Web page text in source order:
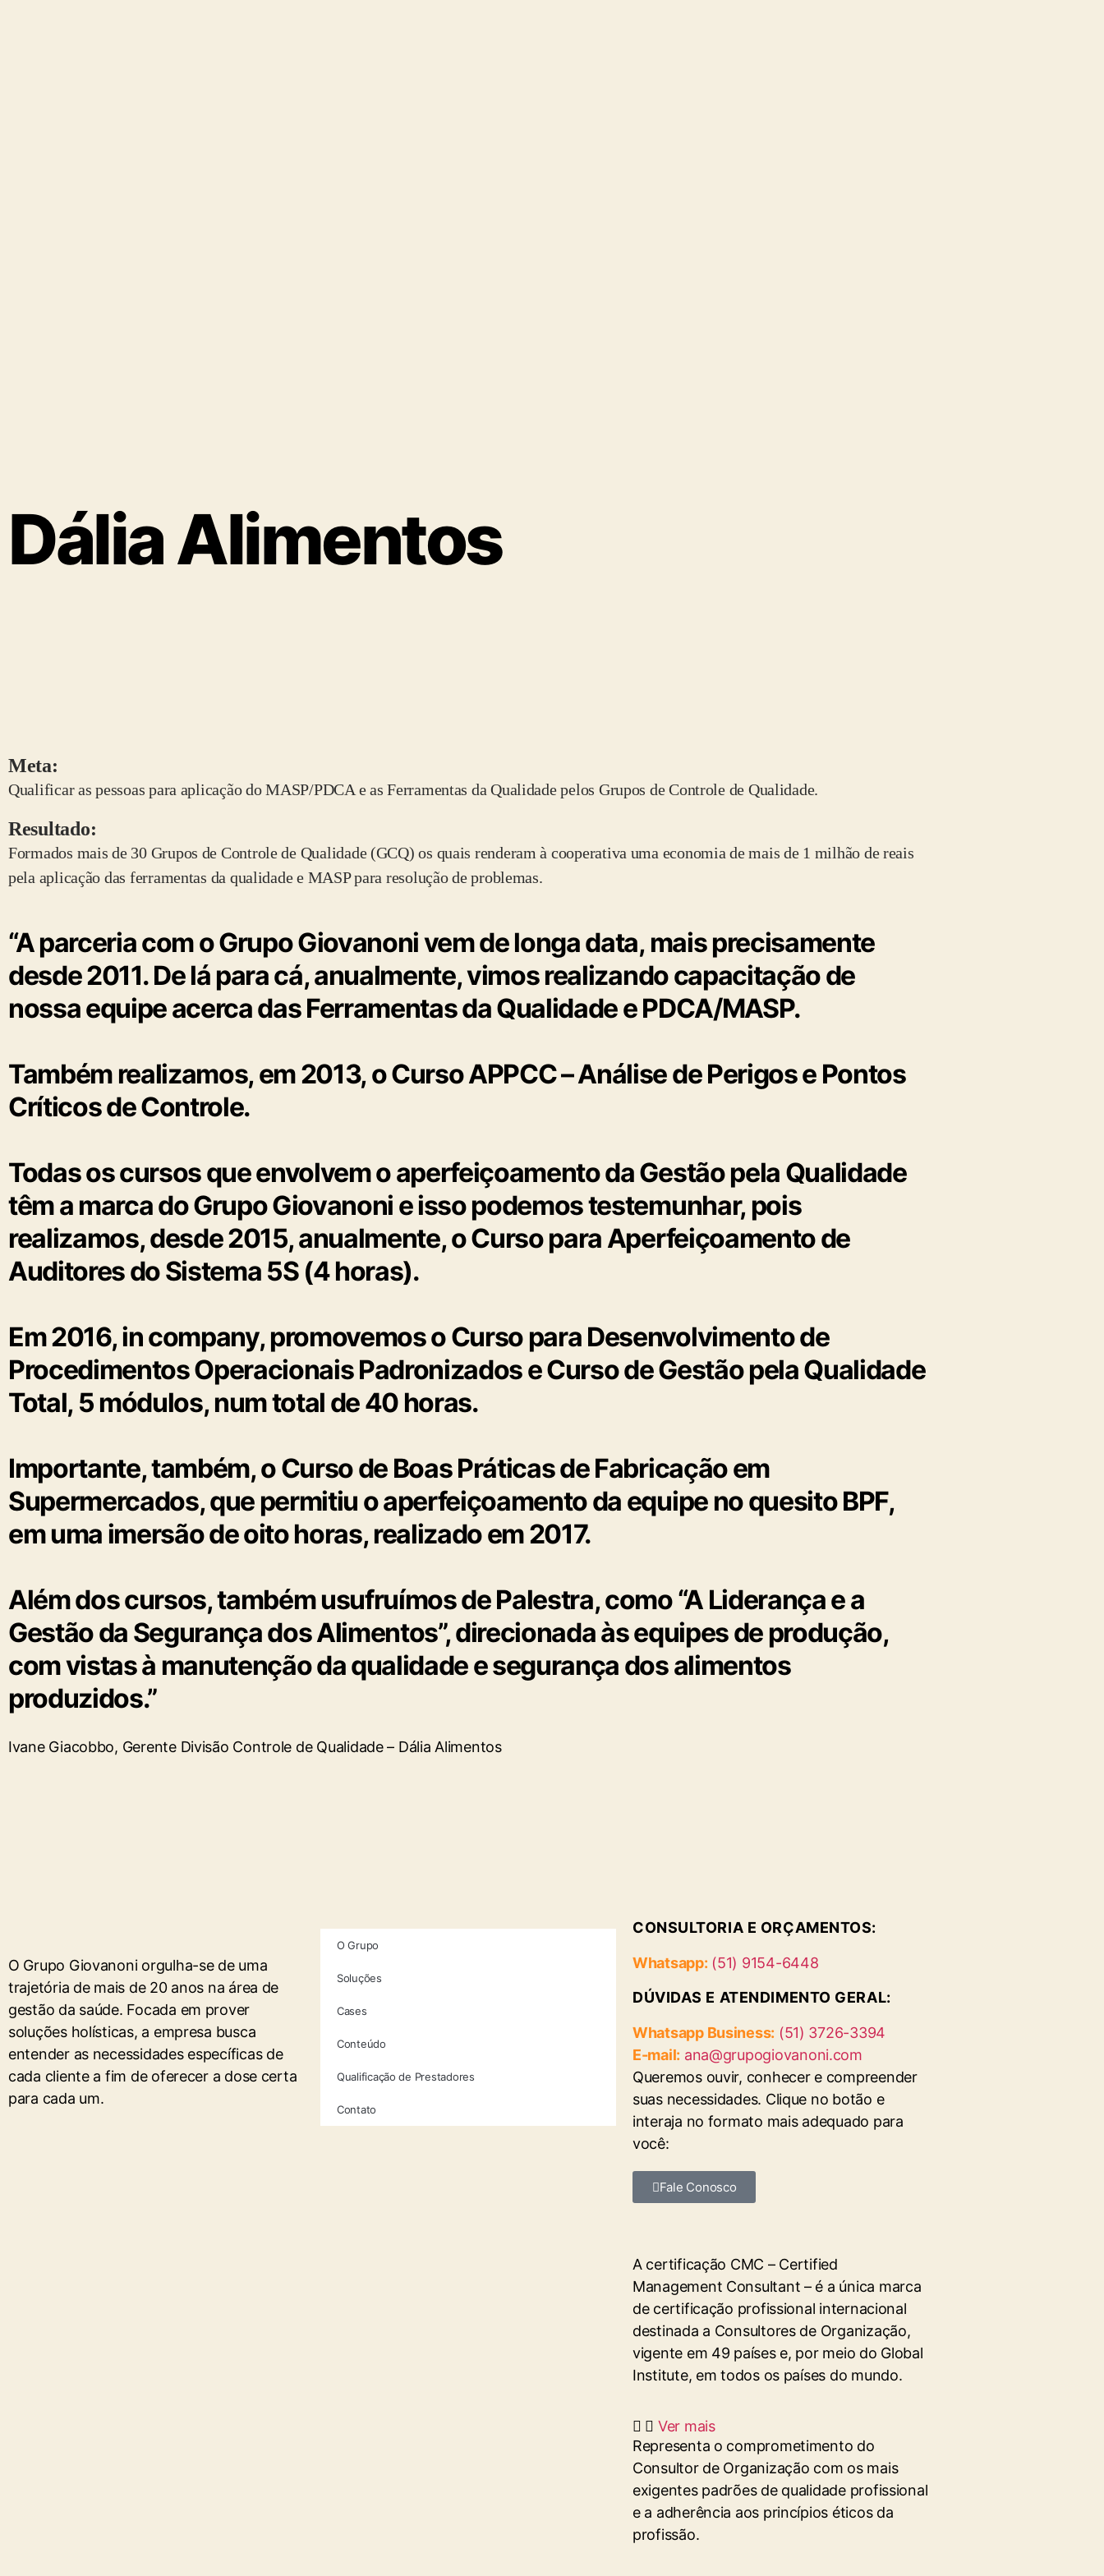
Dália Alimentos
Meta:
Qualificar as pessoas para aplicação do MASP/PDCA e as Ferramentas da Qualidade pelos Grupos de Controle de Qualidade.
Resultado:
Formados mais de 30 Grupos de Controle de Qualidade (GCQ) os quais renderam à cooperativa uma economia de mais de 1 milhão de reais
pela aplicação das ferramentas da qualidade e MASP para resolução de problemas.
“A parceria com o Grupo Giovanoni vem de longa data, mais precisamente
desde 2011. De lá para cá, anualmente, vimos realizando capacitação de
nossa equipe acerca das Ferramentas da Qualidade e PDCA/MASP.
Também realizamos, em 2013, o Curso APPCC – Análise de Perigos e Pontos
Críticos de Controle.
Todas os cursos que envolvem o aperfeiçoamento da Gestão pela Qualidade
têm a marca do Grupo Giovanoni e isso podemos testemunhar, pois
realizamos, desde 2015, anualmente, o Curso para Aperfeiçoamento de
Auditores do Sistema 5S (4 horas).
Em 2016, in company, promovemos o Curso para Desenvolvimento de
Procedimentos Operacionais Padronizados e Curso de Gestão pela Qualidade
Total, 5 módulos, num total de 40 horas.
Importante, também, o Curso de Boas Práticas de Fabricação em
Supermercados, que permitiu o aperfeiçoamento da equipe no quesito BPF,
em uma imersão de oito horas, realizado em 2017.
Além dos cursos, também usufruímos de Palestra, como “A Liderança e a
Gestão da Segurança dos Alimentos”, direcionada às equipes de produção,
com vistas à manutenção da qualidade e segurança dos alimentos
produzidos.”
Ivane Giacobbo, Gerente Divisão Controle de Qualidade – Dália Alimentos
O Grupo Giovanoni orgulha-se de uma
trajetória de mais de 20 anos na área de
gestão da saúde. Focada em prover
soluções holísticas, a empresa busca
entender as necessidades específicas de
cada cliente a fim de oferecer a dose certa
para cada um.
O Grupo
Soluções
Cases
Conteúdo
Qualificação de Prestadores
Contato
CONSULTORIA E ORÇAMENTOS:
Whatsapp: (51) 9154-6448
DÚVIDAS E ATENDIMENTO GERAL:
Whatsapp Business: (51) 3726-3394
E-mail: ana@grupogiovanoni.com
Queremos ouvir, conhecer e compreender
suas necessidades. Clique no botão e
interaja no formato mais adequado para
você:
Fale Conosco
A certificação CMC – Certified
Management Consultant – é a única marca
de certificação profissional internacional
destinada a Consultores de Organização,
vigente em 49 países e, por meio do Global
Institute, em todos os países do mundo.
Ver mais
Representa o comprometimento do
Consultor de Organização com os mais
exigentes padrões de qualidade profissional
e a adherência aos princípios éticos da
profissão.